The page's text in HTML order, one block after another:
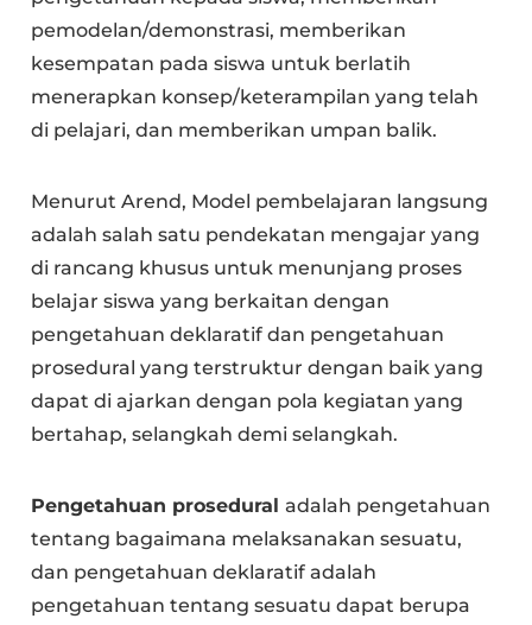
pemodelan/demonstrasi, memberikan
kesempatan pada siswa untuk berlatih
menerapkan konsep/keterampilan yang telah
di pelajari, dan memberikan umpan balik.
Menurut Arend, Model pembelajaran langsung
adalah salah satu pendekatan mengajar yang
di rancang khusus untuk menunjang proses
belajar siswa yang berkaitan dengan
pengetahuan deklaratif dan pengetahuan
prosedural yang terstruktur dengan baik yang
dapat di ajarkan dengan pola kegiatan yang
bertahap, selangkah demi selangkah.
Pengetahuan proseduraladalah pengetahuan
tentang bagaimana melaksanakan sesuatu,
dan pengetahuan deklaratif adalah
pengetahuan tentang sesuatu dapat berupa